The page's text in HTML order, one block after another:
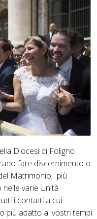
Diocesi di Foligno
fare discernimento o
Matrimonio, più
nelle varie Unità
i contatti a cui
più adatto ai vostri tempi